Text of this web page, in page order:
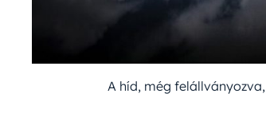
A híd, még